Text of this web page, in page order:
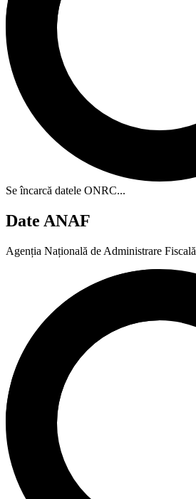
Se încarcă datele ONRC...
Date ANAF
Agenția Națională de Administrare Fiscală